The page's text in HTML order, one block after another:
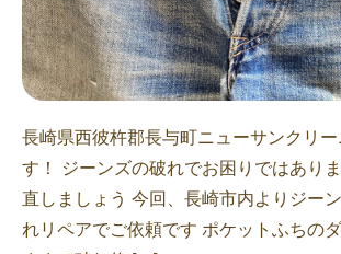
長崎県西彼杵郡長与町ニューサンクリー
す！ ジーンズの破れでお困りではあり
直しましょう 今回、長崎市内よりジー
れリペアでご依頼です ポケットふちの